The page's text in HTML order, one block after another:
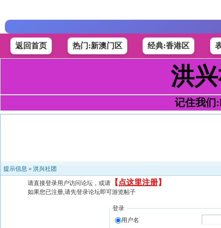
返回首页 热门:新澳门区 经典:香港区
洪
记住我们
提示信息 » 洪兴社团
请直接登录用户访问论坛，或请 【 点这里注册】
如果您已注册,请先登录论坛即可游览帖子
登录
用户名